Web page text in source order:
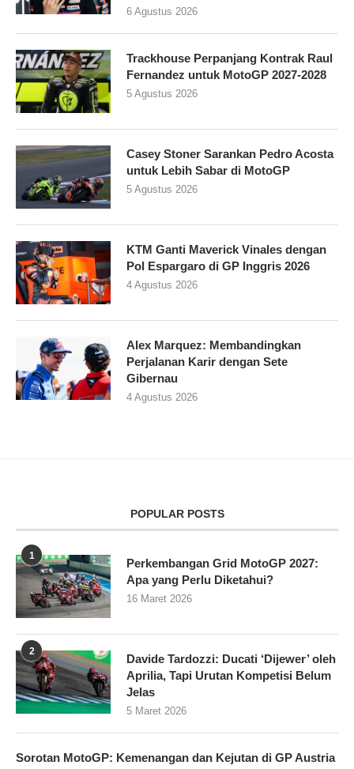
6 Agustus 2026
Trackhouse Perpanjang Kontrak Raul
Fernandez untuk MotoGP 2027-2028
5 Agustus 2026
Casey Stoner Sarankan Pedro Acosta
untuk Lebih Sabar di MotoGP
5 Agustus 2026
KTM Ganti Maverick Vinales dengan
Pol Espargaro di GP Inggris 2026
4 Agustus 2026
Alex Marquez: Membandingkan
Perjalanan Karir dengan Sete
Gibernau
4 Agustus 2026
POPULAR POSTS
1
Perkembangan Grid MotoGP 2027:
Apa yang Perlu Diketahui?
16 Maret 2026
2
Davide Tardozzi: Ducati ‘Dijewer’ oleh
Aprilia, Tapi Urutan Kompetisi Belum
Jelas
5 Maret 2026
Sorotan MotoGP: Kemenangan dan Kejutan di GP Austria